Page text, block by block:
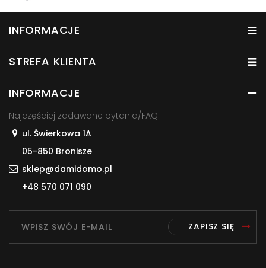
INFORMACJE
STREFA KLIENTA
INFORMACJE
Najczęściej zadawane pytania/FAQ
ul. Świerkowa 1A
05-850 Bronisze
sklep@damidomo.pl
+48 570 071 090
ZAPISZ SIĘ